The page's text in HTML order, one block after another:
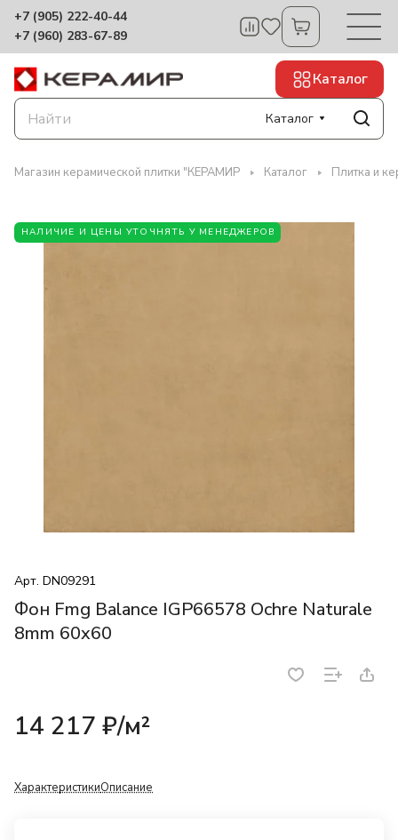
+7 (905) 222-40-44
+7 (960) 283-67-89
Каталог
Каталог
Магазин керамической плитки "КЕРАМИР Каталог Плитка и
НАЛИЧИЕ И ЦЕНЫ УТОЧНЯТЬ У МЕНЕДЖЕРОВ
Арт. DN09291
Фон Fmg Balance IGP66578 Ochre Naturale
8mm 60x60
14 217 ₽/м²
ХарактеристикиОписание